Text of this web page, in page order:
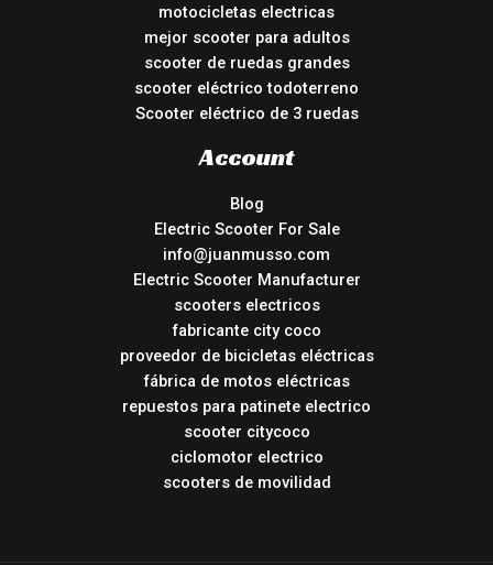
motocicletas electricas
mejor scooter para adultos
scooter de ruedas grandes
scooter eléctrico todoterreno
Scooter eléctrico de 3 ruedas
Account
Blog
Electric Scooter For Sale
info@juanmusso.com
Electric Scooter Manufacturer
scooters electricos
fabricante city coco
proveedor de bicicletas eléctricas
fábrica de motos eléctricas
repuestos para patinete electrico
scooter citycoco
ciclomotor electrico
scooters de movilidad